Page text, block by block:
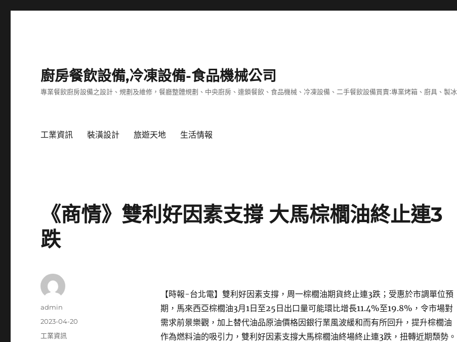
廚房餐飲設備,冷凍設備-食品機械公司
專業餐飲廚房設備之設計、規劃及維修，餐廳整體規劃、中央廚房、連鎖餐飲、食品機械、冷凍設備、二手餐飲設備買賣:專業烤箱、廚具、製
工業資訊 裝潢設計 旅遊天地 生活情報
《商情》雙利好因素支撐 大馬棕櫚油終止連3
跌
【時報-台北電】雙利好因素支撐，周一棕櫚油期貨終止連3跌；受惠於市調單位預
期，馬來西亞棕櫚油3月1日至25日出口量可能環比增長11.4%至19.8%，令市場對
需求前景樂觀，加上替代油品原油價格因銀行業風波緩和而有所回升，提升棕櫚油
作為燃料油的吸引力，雙利好因素支撐大馬棕櫚油終場終止連3跌，扭轉近期頹勢。
作
admin
發
2023-04-20
分
工業資訊